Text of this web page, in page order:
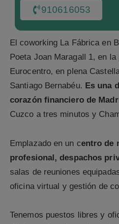
910616053
El coworking La Fábrica en
Poeta Joan Maragall 1, en
Eurocentro, en plena
Santiago Bernabéu. Es una
corazón financiero de
Cuzco a tres minutos y
Emplazado en un centro de
profesional, despachos
salas de reuniones
oficina virtual y gestión de
Tenemos puestos libres y